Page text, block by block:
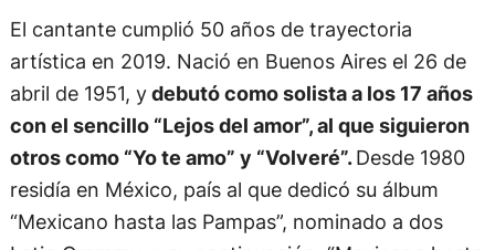
El cantante cumplió 50 años de trayectoria
artística en 2019. Nació en Buenos Aires el 26 de
abril de 1951, ydebutó como solista a los 17 años
con el sencillo “Lejos del amor”, al que siguieron
otros como “Yo te amo” y “Volveré”.Desde 1980
residía en México, país al que dedicó su álbum
“Mexicano hasta las Pampas”, nominado a dos